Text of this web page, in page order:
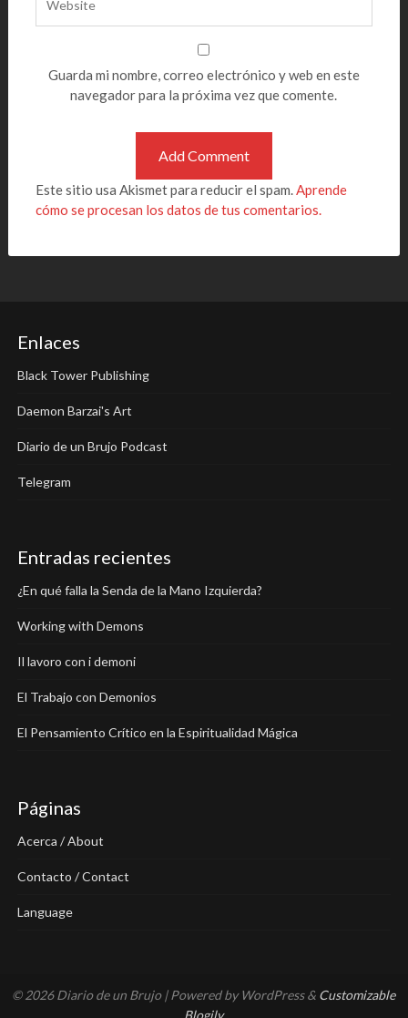
Guarda mi nombre, correo electrónico y web en este
navegador para la próxima vez que comente.
Este sitio usa Akismet para reducir el spam.Aprende
cómo se procesan los datos de tus comentarios.
Enlaces
Black Tower Publishing
Daemon Barzai's Art
Diario de un Brujo Podcast
Telegram
Entradas recientes
¿En qué falla la Senda de la Mano Izquierda?
Working with Demons
Il lavoro con i demoni
El Trabajo con Demonios
El Pensamiento Crítico en la Espiritualidad Mágica
Páginas
Acerca / About
Contacto / Contact
Language
© 2026 Diario de un Brujo | Powered by WordPress & Customizable
Blogily